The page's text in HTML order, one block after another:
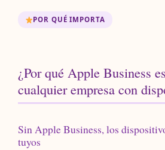
POR QUÉ IMPORTA
¿Por qué Apple Business
cualquier empresa con
Sin Apple Business, los
tuyos